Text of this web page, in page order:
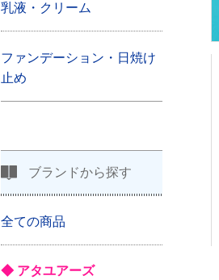
乳液・クリーム
ファンデーション・日焼け
止め
ブランドから探す
全ての商品
◆ アタユアーズ